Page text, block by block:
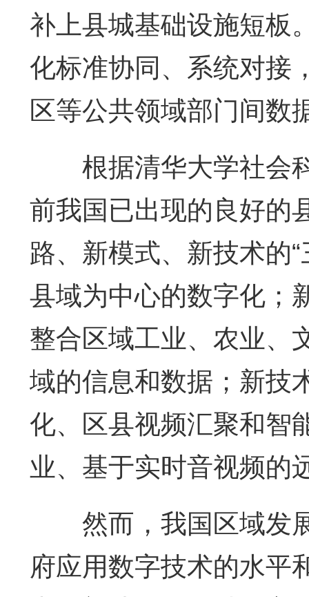
补上县城基础设施短板
化标准协同、系统对接
区等公共领域部门间数
根据清华大学社会科
前我国已出现的良好的
路、新模式、新技术的
县域为中心的数字化；
整合区域工业、农业、
域的信息和数据；新技
化、区县视频汇聚和智
业、基于实时音视频的
然而，我国区域发展
府应用数字技术的水平